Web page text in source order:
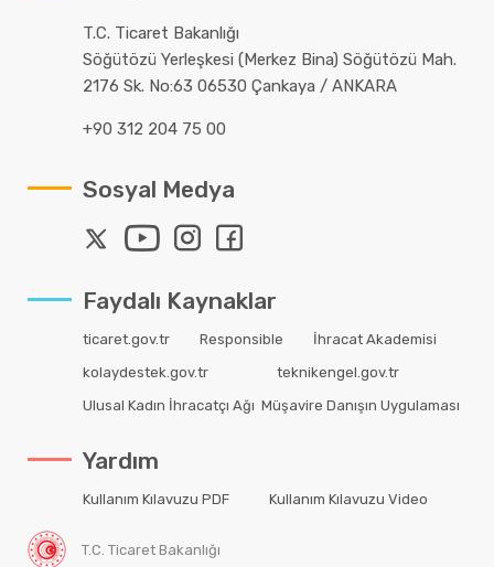
T.C. Ticaret Bakanlığı
Söğütözü Yerleşkesi (Merkez Bina) Söğütözü Mah.
2176 Sk. No:63 06530 Çankaya / ANKARA
+90 312 204 75 00
Sosyal Medya
Faydalı Kaynaklar
ticaret.gov.tr Responsible
İhracat Akademisi
kolaydestek.gov.tr
teknikengel.gov.tr
Ulusal Kadın İhracatçı Ağı Müşavire Danışın Uygulaması
Yardım
Kullanım Kılavuzu PDF Kullanım Kılavuzu Video
T.C. Ticaret Bakanlığı